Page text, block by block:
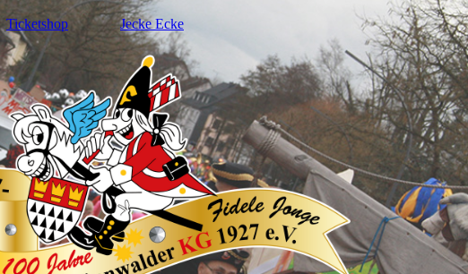
Ticketshop Jecke Ecke